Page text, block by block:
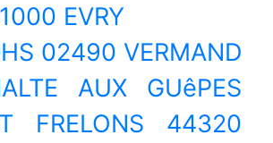
EVRY
02490 VERMAND
AUX GUêPES
FRELONS 44320